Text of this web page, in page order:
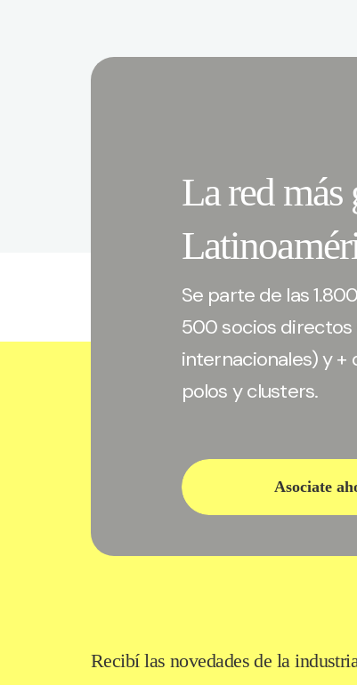
La red más
Se parte de las
500 socios directos
internacionales) y +
polos y clusters.
Asociate
Recibí las novedades de la